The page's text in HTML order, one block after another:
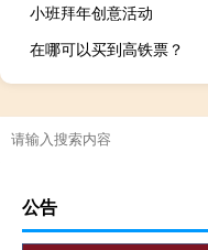
小班拜年创意活动
在哪可以买到高铁票？
公告